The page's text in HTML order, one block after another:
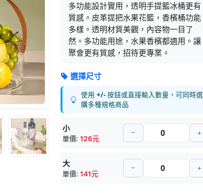
多功能設計實用，透明手提籃冰桶更有
質感。皮革提把水果花籃，香檳桶功能
多樣。透明材質美觀，內容物一目了
然。多功能用途，水果香檳都適用。讓
聚會更有質感，招待更專業。
選擇尺寸
使用+/- 按鈕或直接輸入數量，可同時選
購多種規格商品
小
單價:126元
大
單價:141元